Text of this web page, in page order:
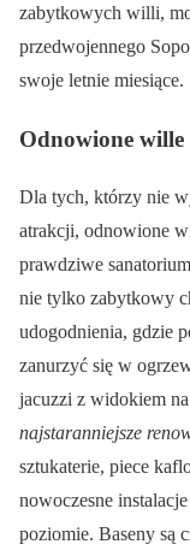
zabytkowych willi,
przedwojennego
swoje letnie miesiące.
Odnowione wille
Dla tych, którzy nie
atrakcji, odnowione
prawdziwe
nie tylko zabytkowy
udogodnienia, gdzie
zanurzyć się w
jacuzzi z widokiem
najstaranniejsze
sztukaterie, piece
nowoczesne
poziomie. Baseny są